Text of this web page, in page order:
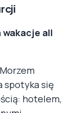
all
spotyka się
hotelem,